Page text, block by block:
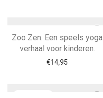
Zoo Zen. Een speels yoga
verhaal voor kinderen.
€14,95